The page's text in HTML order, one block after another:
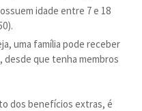
idade entre 7 e 18
uma família pode receber
desde que tenha membros
dos benefícios extras, é